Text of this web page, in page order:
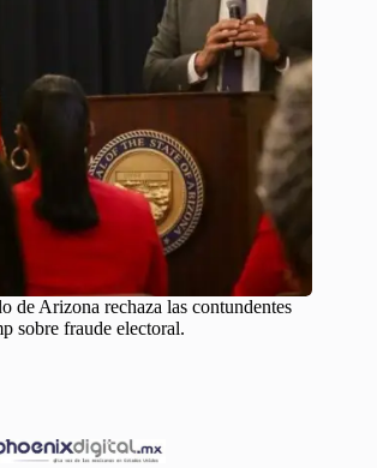
de Arizona rechaza las contundentes
sobre fraude electoral.